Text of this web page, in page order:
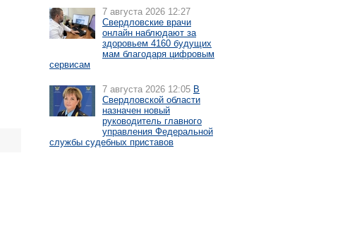
7 августа 2026 12:27
Свердловские врачи
онлайн наблюдают за
здоровьем 4160 будущих
мам благодаря цифровым
сервисам
7 августа 2026 12:05 В
Свердловской области
назначен новый
руководитель главного
управления Федеральной
службы судебных приставов